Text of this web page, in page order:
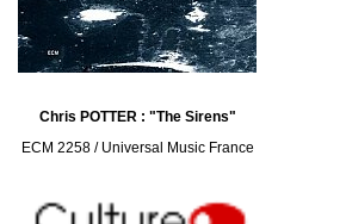
Chris POTTER : "The Sirens"
ECM 2258 / Universal Music France